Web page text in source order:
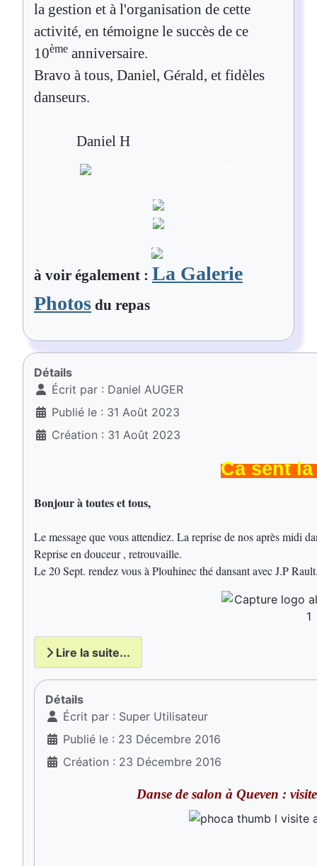
la gestion et à l'organisation de cette
activité, en témoigne le succès de ce
10ème anniversaire.
Bravo à tous, Daniel, Gérald, et fidèles
danseurs.
Daniel H
à voir également : La Galerie
Photos du repas
Détails
Écrit par : Daniel AUGER
Publié le : 31 Août 2023
Création : 31 Août 2023
Ca sent
Bonjour à toutes et tous,
Le message que vous attendiez. La reprise de nos après midi
Reprise en douceur , retrouvaille.
Le 20 Sept. rendez vous à Plouhinec thé dansant avec J.P
Lire la suite...
Détails
Écrit par : Super Utilisateur
Publié le : 23 Décembre 2016
Création : 23 Décembre 2016
Danse de salon à Queven :